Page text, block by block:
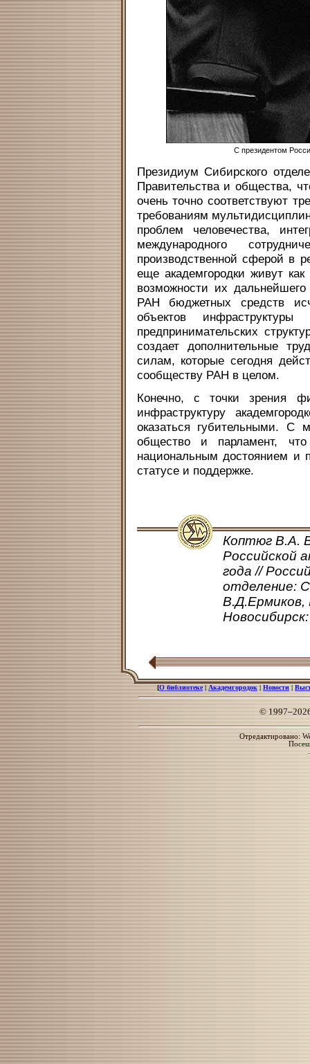
С президентом
Президиум Сибирского
Правительства и общества,
очень точно соответствуют
требованиям
проблем человечества,
международного
производственной сферой в
еще академгородки живут
возможности их
РАН бюджетных средств
объектов
предпринимательских
создает дополнительные
силам, которые сегодня
сообществу РАН в целом.
Конечно, с точки зрения
инфраструктуру
оказаться губительными.
общество и парламент, что
национальным достоянием и
статусе и поддержке.
Коптюг В.А.
Российской
года //
отделение:
[О библиотеке|Академгородок|Новости|
©
Отредактировано: